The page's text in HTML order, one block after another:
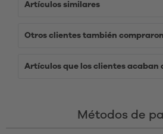
Artículos similares
Otros clientes también compraron
Artículos que los clientes acaban
Métodos de